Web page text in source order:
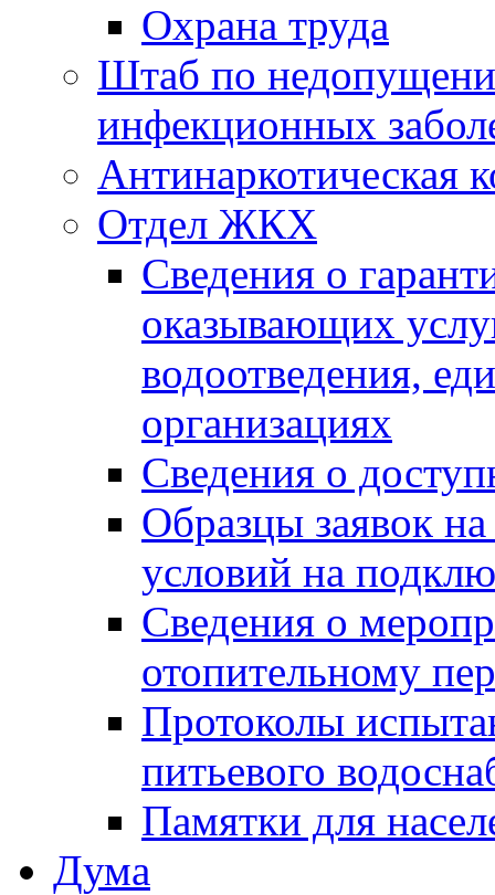
Охрана труда
Штаб по
инфекционных
Антинаркотическая
Отдел ЖКХ
Сведения о
оказывающих
водоотведения,
организациях
Сведения о
Образцы заявок
условий на
Сведения о
отопительному
Протоколы
питьевого
Памятки для
Дума